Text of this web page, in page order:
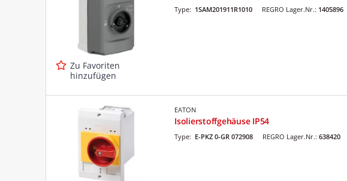
Zu Favoriten
hinzufügen
REGRO Lager.Nr.: 1405896
Type: 1SAM201911R1010
EATON
Isolierstoffgehäuse IP54
REGRO Lager.Nr.: 638420
Type: E-PKZ 0-GR 072908